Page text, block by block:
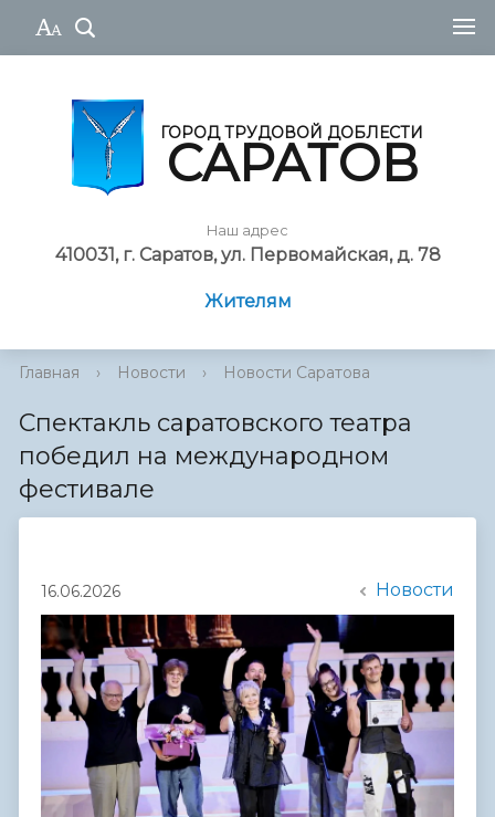
ГОРОД ТРУДОВОЙ ДОБЛЕСТИ
САРАТОВ
Наш адрес
410031, г. Саратов, ул. Первомайская, д. 78
Жителям
Главная › Новости › Новости Саратова
Спектакль саратовского театра
победил на международном
фестивале
16.06.2026 Новости